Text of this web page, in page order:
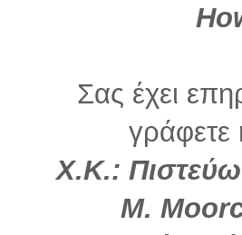
Σας έχει
γράφετε
Χ.Κ.: Πιστεύω
Μ.